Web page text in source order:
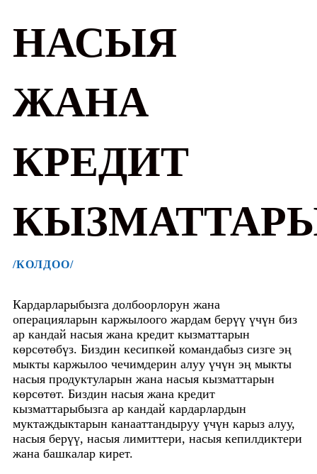
НАСЫЯ
ЖАНА
КРЕДИТ
/КОЛДОО/
Кардарларыбызга долбоорлорун жана
операцияларын каржылоого жардам берүү үчүн биз
ар кандай насыя жана кредит кызматтарын
көрсөтөбүз. Биздин кесипкөй командабыз сизге эң
мыкты каржылоо чечимдерин алуу үчүн эң мыкты
насыя продуктуларын жана насыя кызматтарын
көрсөтөт. Биздин насыя жана кредит
кызматтарыбызга ар кандай кардарлардын
муктаждыктарын канааттандыруу үчүн карыз алуу,
насыя берүү, насыя лимиттери, насыя кепилдиктери
жана башкалар кирет.